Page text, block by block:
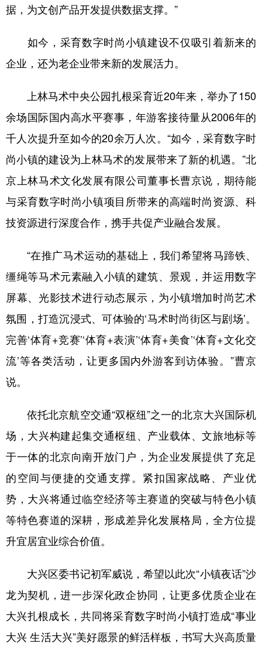
据，为文创产品开发提供数据支撑。”
如今，采育数字时尚小镇建设不仅吸引着新来的
企业，还为老企业带来新的发展活力。
上林马术中央公园扎根采育近20年来，举办了150
余场国际国内高水平赛事，年游客接待量从2006年的
千人次提升至如今的20余万人次。“如今，采育数字时
尚小镇的建设为上林马术的发展带来了新的机遇。”北
京上林马术文化发展有限公司董事长曹京说，期待能
与采育数字时尚小镇项目所带来的高端时尚资源、科
技资源进行深度合作，携手共促产业融合发展。
“在推广马术运动的基础上，我们希望将马蹄铁、
缰绳等马术元素融入小镇的建筑、景观，并运用数字
屏幕、光影技术进行动态展示，为小镇增加时尚艺术
氛围，打造沉浸式、可体验的‘马术时尚街区与剧场’。
完善‘体育+竞赛’‘体育+表演’‘体育+美食’‘体育+文化交
流’等各类活动，让更多国内外游客到访体验。”曹京
说。
依托北京航空交通“双枢纽”之一的北京大兴国际机
场，大兴构建起集交通枢纽、产业载体、文旅地标等
于一体的北京向南开放门户，为企业发展提供了充足
的空间与便捷的交通支撑。紧扣国家战略、产业优
势，大兴将通过临空经济等主赛道的突破与特色小镇
等特色赛道的深耕，形成差异化发展格局，全方位提
升宜居宜业综合价值。
大兴区委书记初军威说，希望以此次“小镇夜话”沙
龙为契机，进一步深化政企协同，让更多优质企业在
大兴扎根成长，共同将采育数字时尚小镇打造成“事业
大兴 生活大兴”美好愿景的鲜活样板，书写大兴高质量